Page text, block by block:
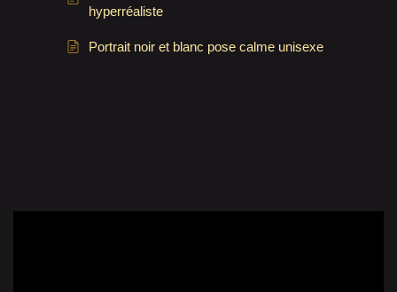
hyperréaliste
Portrait noir et blanc pose calme unisexe